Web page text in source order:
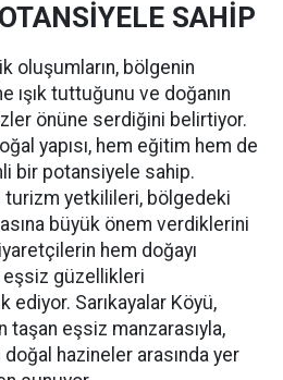
SAHİP
oluşumların, bölgenin
ışık tuttuğunu ve doğanın
önüne serdiğini belirtiyor.
yapısı, hem eğitim hem de
bir potansiyele sahip.
turizm yetkilileri, bölgedeki
büyük önem verdiklerini
hem doğayı
eşsiz güzellikleri
Sarıkayalar Köyü,
taşan eşsiz manzarasıyla,
hazineler arasında yer